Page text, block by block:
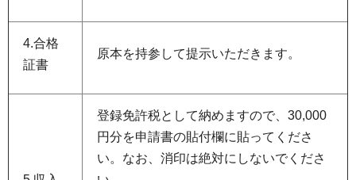
4.合格
証書
原本を持参して提示いただきます。
登録免許税として納めますので、30,000
円分を申請書の貼付欄に貼ってくださ
い。なお、消印は絶対にしないでくださ